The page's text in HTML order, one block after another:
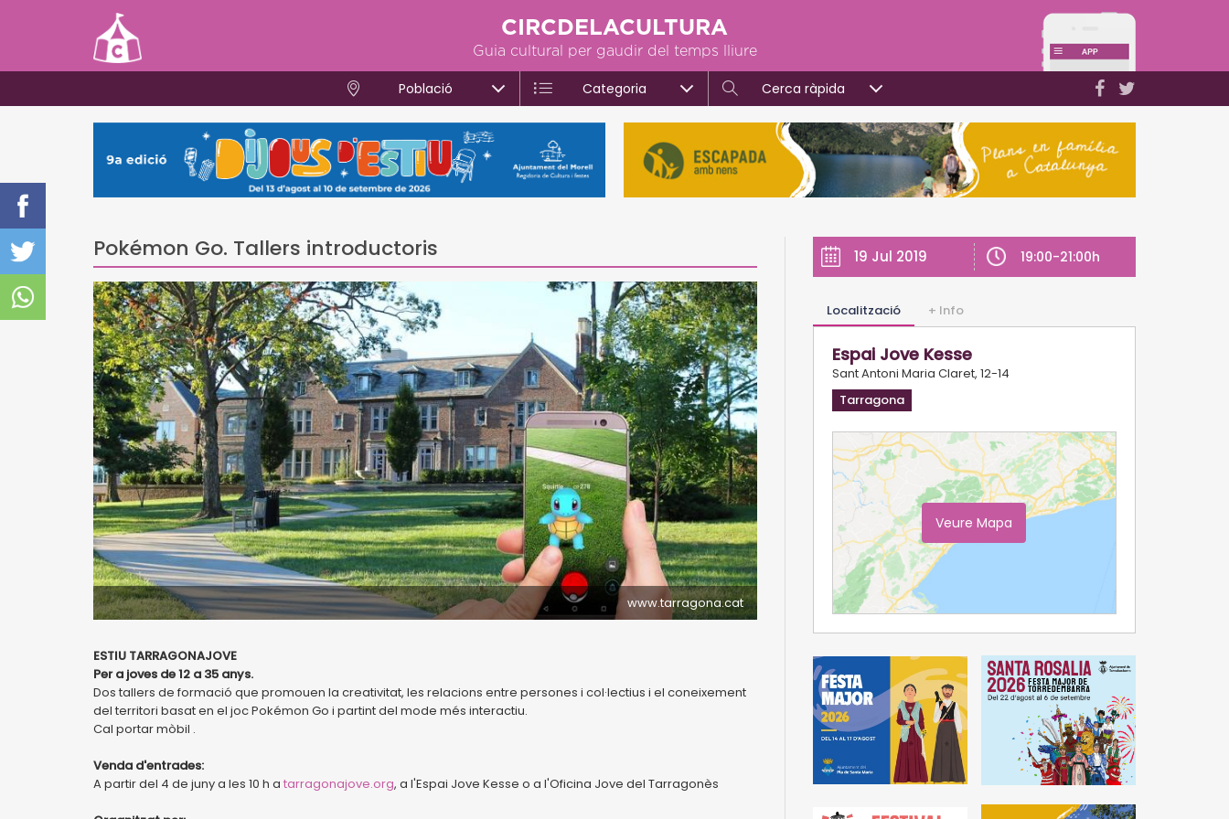
CIRCDELACULTURA
Guia cultural per gaudir del temps lliure
Població Categoria Cerca ràpida
Pokémon Go. Tallers introductoris
www.tarragona.cat
ESTIU TARRAGONAJOVE
Per a joves de 12 a 35 anys.
Dos tallers de formació que promouen la creativitat, les relacions entre persones i col·lectius i el coneixement
del territori basat en el joc Pokémon Go i partint del mode més interactiu.
Cal portar mòbil .
Venda d'entrades:
A partir del 4 de juny a les 10 h a tarragonajove.org, a l'Espai Jove Kesse o a l'Oficina Jove del Tarragonès
19 Jul 2019 19:00-21:00h
Localització + Info
Espai Jove Kesse
Sant Antoni Maria Claret, 12-14
Tarragona
Veure Mapa